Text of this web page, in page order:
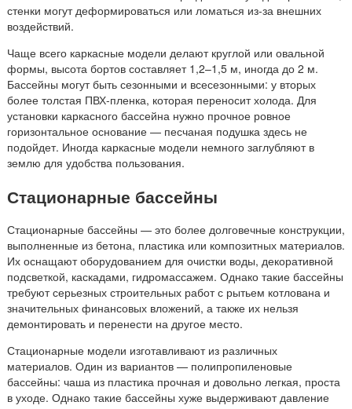
стенки могут деформироваться или ломаться из-за внешних
воздействий.
Чаще всего каркасные модели делают круглой или овальной
формы, высота бортов составляет 1,2–1,5 м, иногда до 2 м.
Бассейны могут быть сезонными и всесезонными: у вторых
более толстая ПВХ-пленка, которая переносит холода. Для
установки каркасного бассейна нужно прочное ровное
горизонтальное основание — песчаная подушка здесь не
подойдет. Иногда каркасные модели немного заглубляют в
землю для удобства пользования.
Стационарные бассейны
Стационарные бассейны — это более долговечные конструкции,
выполненные из бетона, пластика или композитных материалов.
Их оснащают оборудованием для очистки воды, декоративной
подсветкой, каскадами, гидромассажем. Однако такие бассейны
требуют серьезных строительных работ с рытьем котлована и
значительных финансовых вложений, а также их нельзя
демонтировать и перенести на другое место.
Стационарные модели изготавливают из различных
материалов. Один из вариантов — полипропиленовые
бассейны: чаша из пластика прочная и довольно легкая, проста
в уходе. Однако такие бассейны хуже выдерживают давление